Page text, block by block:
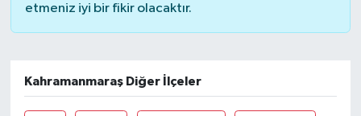
etmeniz iyi bir fikir olacaktır.
Kahramanmaraş Diğer İlçeler